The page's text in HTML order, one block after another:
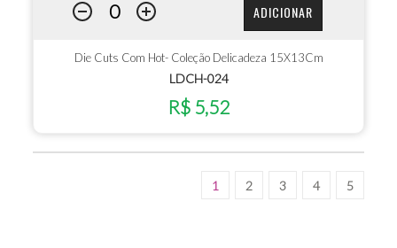
ADICIONAR
Die Cuts Com Hot- Coleção Delicadeza 15X13Cm
LDCH-024
R$ 5,52
1 2 3 4 5